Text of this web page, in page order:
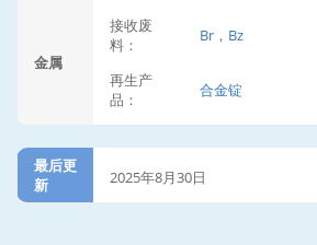
金属
接收废
料：
Br，Bz
再生产
品：
合金锭
最后更
新
2025年8月30日